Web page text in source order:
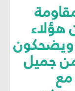
هؤلاء
ويضحكون
جميل